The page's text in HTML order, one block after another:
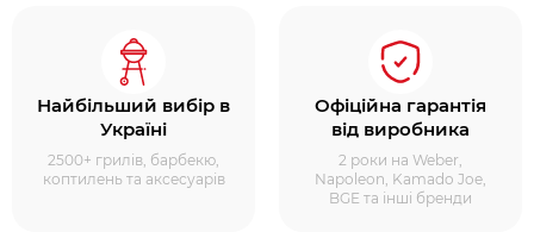
Найбільший вибір в
Україні
2500+ грилів, барбекю,
коптилень та аксесуарів
Офіційна гарантія
від виробника
2 роки на Weber,
Napoleon, Kamado Joe,
BGE та інші бренди